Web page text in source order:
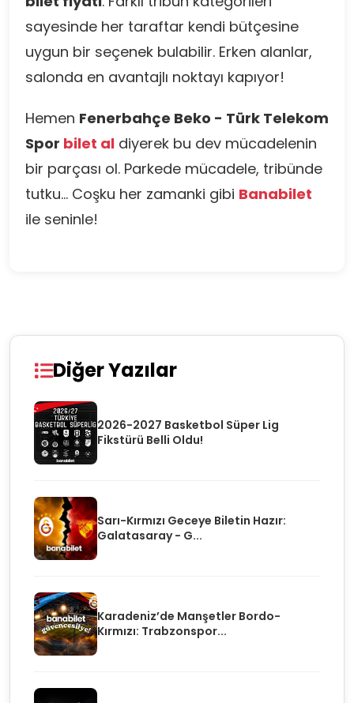
sayesinde her taraftar kendi bütçesine
uygun bir seçenek bulabilir. Erken alanlar,
salonda en avantajlı noktayı kapıyor!
Hemen Fenerbahçe Beko - Türk Telekom
Spor bilet al diyerek bu dev mücadelenin
bir parçası ol. Parkede mücadele, tribünde
tutku… Coşku her zamanki gibi Banabilet
ile seninle!
Diğer Yazılar
2026-2027 Basketbol Süper Lig
Fikstürü Belli Oldu!
Sarı-Kırmızı Geceye Biletin Hazır:
Galatasaray - G...
Karadeniz’de Manşetler Bordo-
Kırmızı: Trabzonspor...